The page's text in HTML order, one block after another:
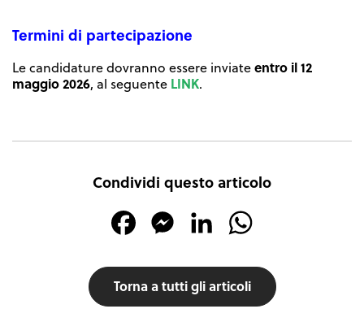
Termini di partecipazione
Le candidature dovranno essere inviateentro il 12
maggio 2026, al seguente LINK.
Condividi questo articolo
FacebookMessengerLinkedIn
Torna a tutti gli articoli